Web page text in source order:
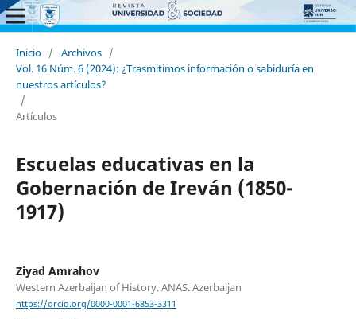
Inicio / Archivos /
Vol. 16 Núm. 6 (2024): ¿Trasmitimos información o sabiduría en
nuestros artículos?
/
Artículos
Escuelas educativas en la
Gobernación de Ireván (1850-
1917)
Ziyad Amrahov
Western Azerbaijan of History. ANAS. Azerbaijan
https://orcid.org/0000-0001-6853-3311